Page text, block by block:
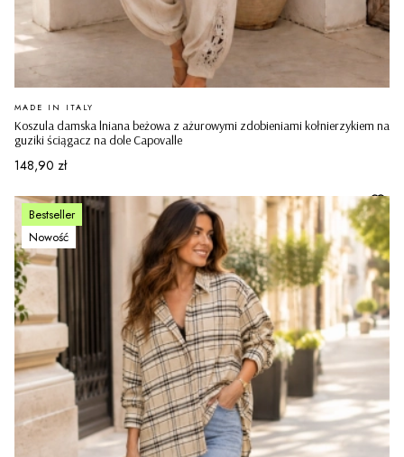
Koszula damska lniana beżowa z ażurowymi zdobieniami kołnierzykiem na
guziki ściągacz na dole Capovalle
PRODUCENT
MADE IN ITALY
Cena
148,90 zł
Bestseller
Nowość